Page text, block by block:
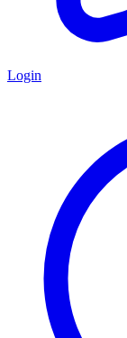
Login